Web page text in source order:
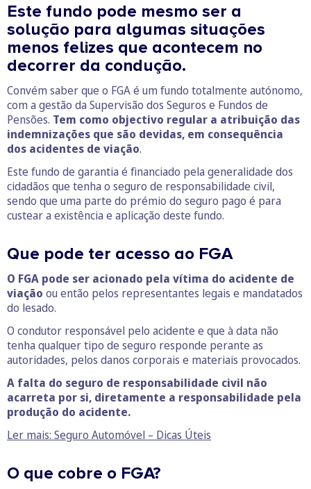
Este fundo pode mesmo ser a
solução para algumas situações
menos felizes que acontecem no
decorrer da condução.
Convém saber que o FGA é um fundo totalmente autónomo,
com a gestão da Supervisão dos Seguros e Fundos de
Pensões. Tem como objectivo regular a atribuição das
indemnizações que são devidas, em consequência
dos acidentes de viação.
Este fundo de garantia é financiado pela generalidade dos
cidadãos que tenha o seguro de responsabilidade civil,
sendo que uma parte do prémio do seguro pago é para
custear a existência e aplicação deste fundo.
Que pode ter acesso ao FGA
O FGA pode ser acionado pela vítima do acidente de
viação ou então pelos representantes legais e mandatados
do lesado.
O condutor responsável pelo acidente e que à data não
tenha qualquer tipo de seguro responde perante as
autoridades, pelos danos corporais e materiais provocados.
A falta do seguro de responsabilidade civil não
acarreta por si, diretamente a responsabilidade pela
produção do acidente.
Ler mais: Seguro Automóvel – Dicas Úteis
O que cobre o FGA?